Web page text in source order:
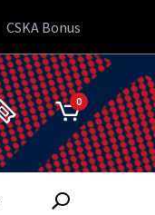
CSKA Bonus
0